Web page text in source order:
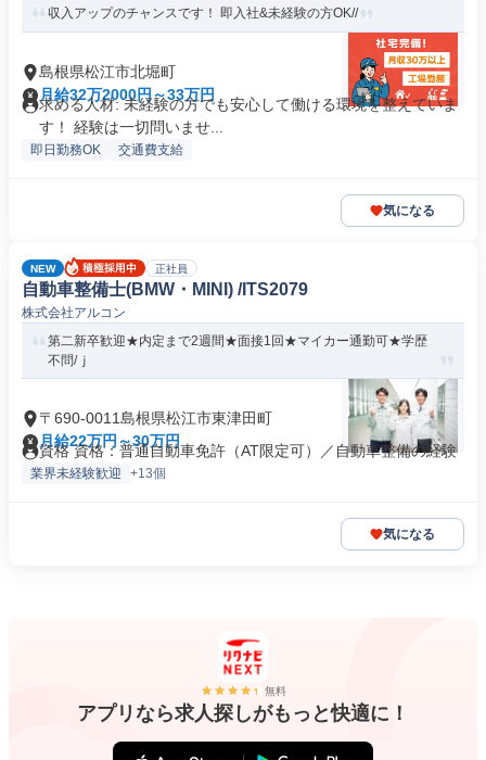
収入アップのチャンスです！ 即入社&未経験の方OK//
島根県松江市北堀町
月給32万2000円～33万円
求める人材: 未経験の方でも安心して働ける環境を整えていま
す！ 経験は一切問いませ...
即日勤務OK 交通費支給
気になる
NEW 正社員
自動車整備士(BMW・MINI) /ITS2079
株式会社アルコン
第二新卒歓迎★内定まで2週間★面接1回★マイカー通勤可★学歴
不問/ｊ
〒690-0011島根県松江市東津田町
月給22万円～30万円
資格 資格：普通自動車免許（AT限定可）／自動車整備の経験
業界未経験歓迎 +13個
気になる
無料
アプリなら求人探しがもっと快適に！